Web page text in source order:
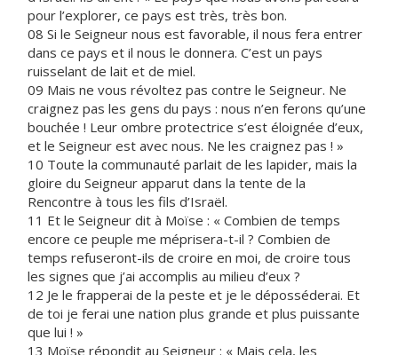
pour l’explorer, ce pays est très, très bon.
08 Si le Seigneur nous est favorable, il nous fera entrer
dans ce pays et il nous le donnera. C’est un pays
ruisselant de lait et de miel.
09 Mais ne vous révoltez pas contre le Seigneur. Ne
craignez pas les gens du pays : nous n’en ferons qu’une
bouchée ! Leur ombre protectrice s’est éloignée d’eux,
et le Seigneur est avec nous. Ne les craignez pas ! »
10 Toute la communauté parlait de les lapider, mais la
gloire du Seigneur apparut dans la tente de la
Rencontre à tous les fils d’Israël.
11 Et le Seigneur dit à Moïse : « Combien de temps
encore ce peuple me méprisera-t-il ? Combien de
temps refuseront-ils de croire en moi, de croire tous
les signes que j’ai accomplis au milieu d’eux ?
12 Je le frapperai de la peste et je le déposséderai. Et
de toi je ferai une nation plus grande et plus puissante
que lui ! »
13 Moïse répondit au Seigneur : « Mais cela, les